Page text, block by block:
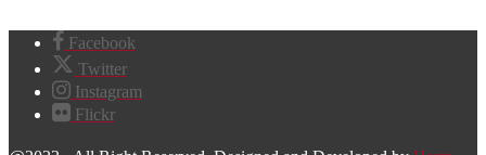
Facebook
Twitter
Instagram
Flickr